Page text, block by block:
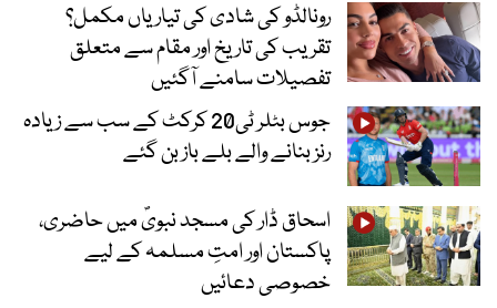
رونالڈو کی شادی کی تیاریاں مکمل؟
تقریب کی تاریخ اور مقام سے متعلق
تفصیلات سامنے آگئیں
جوس بٹلر ٹی20 کرکٹ کے سب سے زیادہ
رنز بنانے والے بلے باز بن گئے
اسحاق ڈار کی مسجد نبویؐ میں حاضری،
پاکستان اور امتِ مسلمہ کے لیے
خصوصی دعائیں